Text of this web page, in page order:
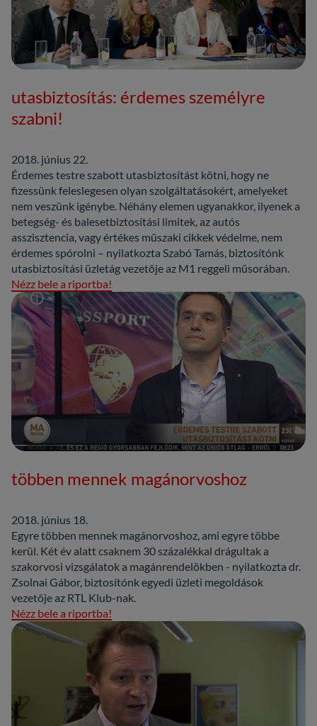
utasbiztosítás: érdemes személyre
szabni!
2018. június 22.
Érdemes testre szabott utasbiztosítást kötni, hogy ne
fizessünk feleslegesen olyan szolgáltatásokért, amelyeket
nem veszünk igénybe. Néhány elemen ugyanakkor, ilyenek a
betegség- és balesetbiztosítási limitek, az autós
asszisztencia, vagy értékes műszaki cikkek védelme, nem
érdemes spórolni – nyilatkozta Szabó Tamás, biztosítónk
utasbiztosítási üzletág vezetője az M1 reggeli műsorában.
Nézz bele a riportba!
többen mennek magánorvoshoz
2018. június 18.
Egyre többen mennek magánorvoshoz, ami egyre többe
kerül. Két év alatt csaknem 30 százalékkal drágultak a
szakorvosi vizsgálatok a magánrendelőkben - nyilatkozta dr.
Zsolnai Gábor, biztosítónk egyedi üzleti megoldások
vezetője az RTL Klub-nak.
Nézz bele a riportba!